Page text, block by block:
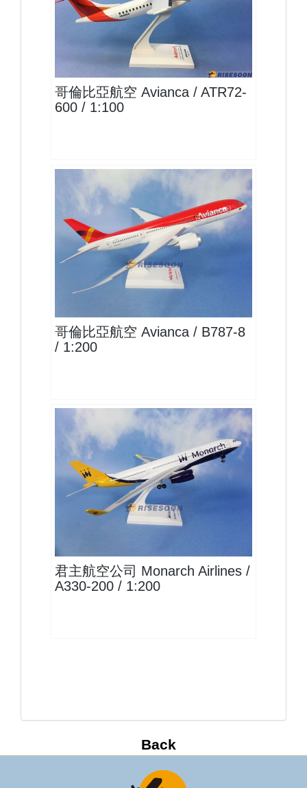
AVA10AT76P01$1500
哥倫比亞航空 Avianca / ATR72-
600 / 1:100
AVA20B788P01 $1500
哥倫比亞航空 Avianca / B787-8
/ 1:200
MON20A332P01 $1400
君主航空公司 Monarch Airlines /
A330-200 / 1:200